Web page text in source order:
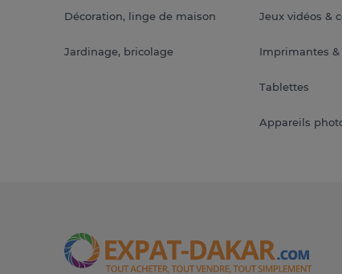
Décoration, linge de maison
Jardinage, bricolage
Jeux vidéos &
Imprimantes &
Tablettes
Appareils